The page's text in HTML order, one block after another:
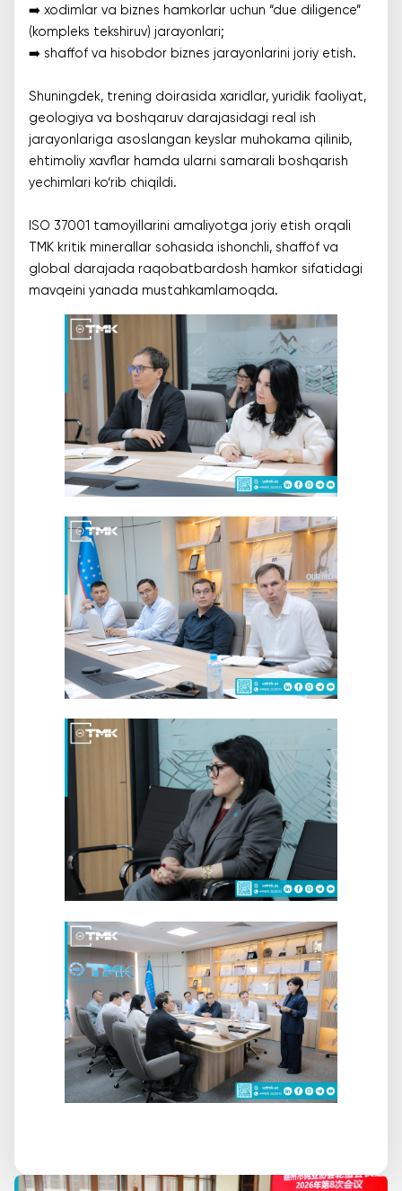
➡️ xodimlar va biznes hamkorlar uchun “due diligence”
(kompleks tekshiruv) jarayonlari;
➡️ shaffof va hisobdor biznes jarayonlarini joriy etish.
Shuningdek, trening doirasida xaridlar, yuridik faoliyat,
geologiya va boshqaruv darajasidagi real ish
jarayonlariga asoslangan keyslar muhokama qilinib,
ehtimoliy xavflar hamda ularni samarali boshqarish
yechimlari ko‘rib chiqildi.
ISO 37001 tamoyillarini amaliyotga joriy etish orqali
TMK kritik minerallar sohasida ishonchli, shaffof va
global darajada raqobatbardosh hamkor sifatidagi
mavqeini yanada mustahkamlamoqda.